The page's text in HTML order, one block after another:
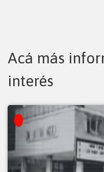
Acá más
interés